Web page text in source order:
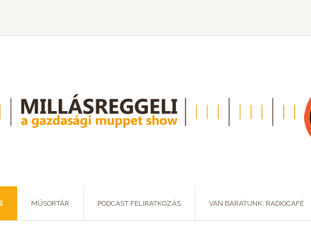
MŰSORTÁR PODCAST FELIRATKOZÁS VAN BARÁTUNK: RADIOCAFÉ